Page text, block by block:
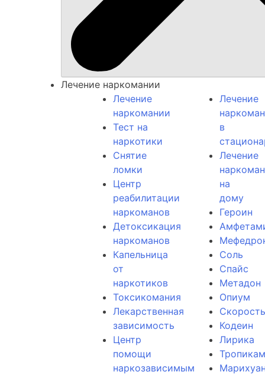
Лечение наркомании
Лечение
наркомании
Тест на
наркотики
Снятие
ломки
Центр
реабилитации
наркоманов
Детоксикация
наркоманов
Капельница
от
наркотиков
Токсикомания
Лекарственная
зависимость
Центр
помощи
наркозависимым
Лечение
в
Лечение
на
дому
Героин
Соль
Спайс
Метадон
Опиум
Скорость
Кодеин
Лирика